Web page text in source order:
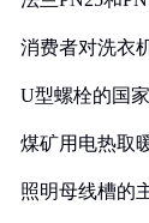
消费者对洗衣
U型螺栓的国
煤矿用电热取
照明母线槽的